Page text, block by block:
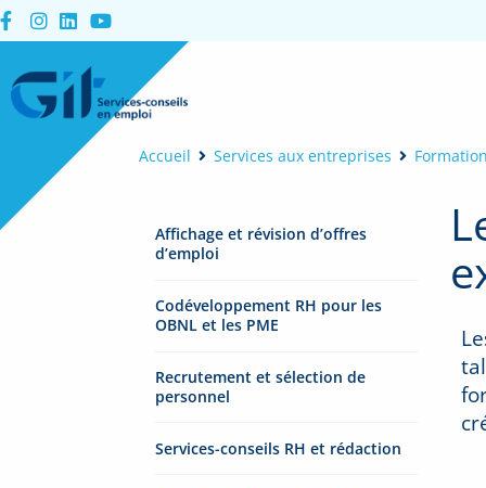
Accueil Services aux entreprises
Affichage et révision d’offres
d’emploi
Codéveloppement RH pour les
OBNL et les PME
Recrutement et sélection de
personnel
Services-conseils RH et rédaction